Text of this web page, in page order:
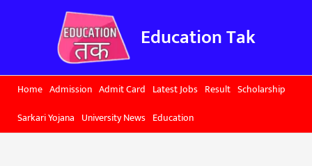
Education Tak
Home Admission Admit Card Latest Jobs Result Scholarship
Sarkari Yojana University News Education